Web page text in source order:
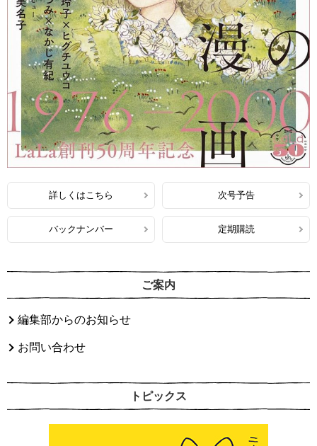
詳しくはこちら 次号予告
バックナンバー 定期購読
ご案内
編集部からのお知らせ
お問い合わせ
トピックス